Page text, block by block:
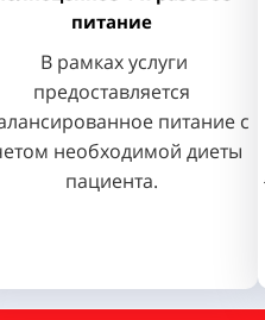
питание
В рамках услуги
предоставляется
питание с
необходимой диеты
пациента.